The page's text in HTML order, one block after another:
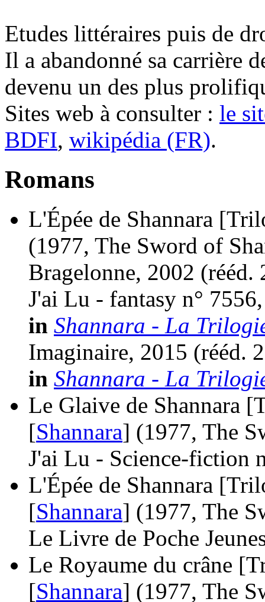
Etudes littéraires puis de
Il a abandonné sa carrière
devenu un des plus
Sites web à consulter : le
BDFI, wikipédia (FR).
Romans
L'Épée de Shannara
(1977, The Sword of
Bragelonne, 2002 (rééd.
J'ai Lu - fantasy n°
in Shannara - La
Imaginaire, 2015 (rééd.
in Shannara - La
Le Glaive de Shannara
[Shannara] (1977, The
J'ai Lu - Science-fiction
L'Épée de Shannara
[Shannara] (1977, The
Le Livre de Poche
Le Royaume du crâne
[Shannara] (1977, The